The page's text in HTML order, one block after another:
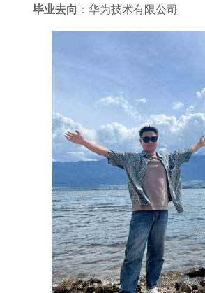
毕业去向 ：华为技术有限公司